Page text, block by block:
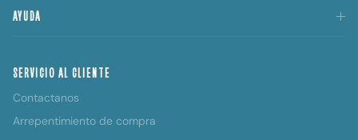
AYUDA
SERVICIO AL CLIENTE
Contactanos
Arrepentimiento de compra